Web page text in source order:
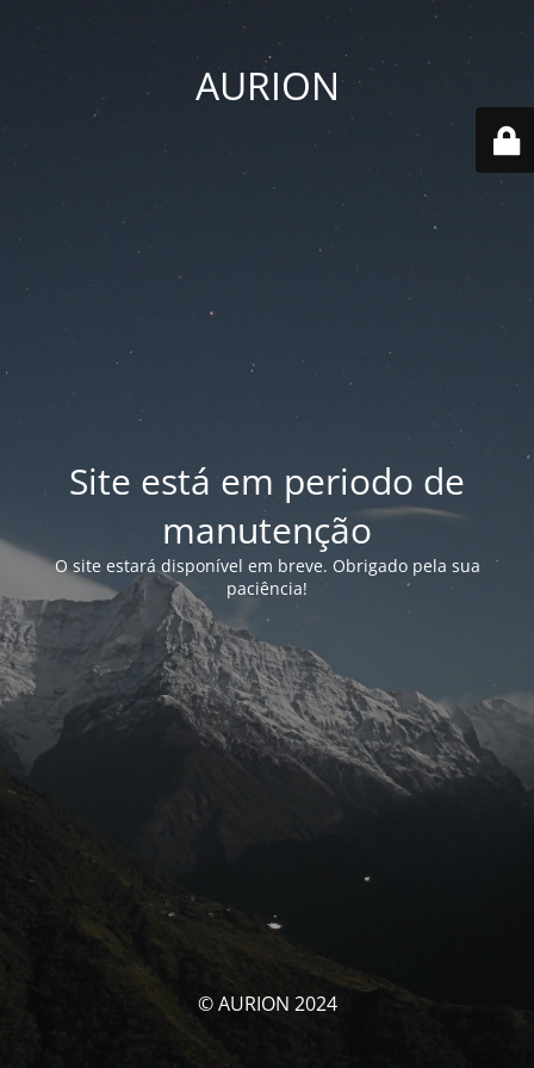
AURION
Site está em periodo de
manutenção
O site estará disponível em breve. Obrigado pela sua
paciência!
© AURION 2024